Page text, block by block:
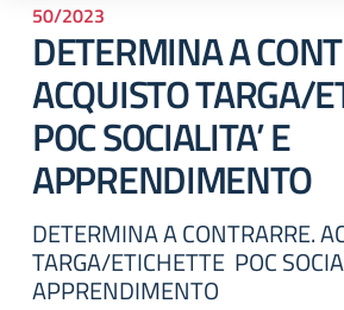
50/2023
DETERMINA A
ACQUISTO TARGA/
POC SOCIALITA’ E
APPRENDIMENTO
DETERMINA A CONTRARRE.
TARGA/ETICHETTE POC
APPRENDIMENTO